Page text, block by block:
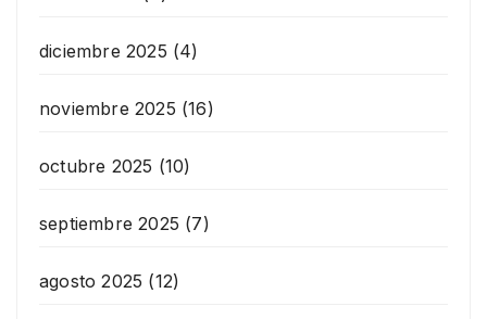
diciembre 2025 (4)
noviembre 2025 (16)
octubre 2025 (10)
septiembre 2025 (7)
agosto 2025 (12)